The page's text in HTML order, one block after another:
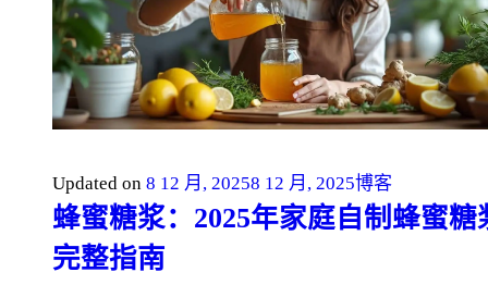
Updated on 8 12 月, 20258 12 月, 2025博客
蜂蜜糖浆：2025年家庭自制蜂蜜糖
完整指南